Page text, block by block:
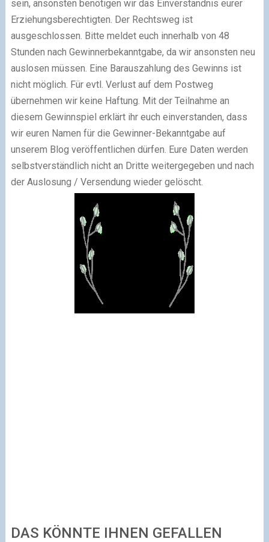
sein, ansonsten benötigen wir das Einverständnis eurer
Erziehungsberechtigten. Der Rechtsweg ist
ausgeschlossen. Bitte meldet euch innerhalb von 48
Stunden nach Gewinnerbekanntgabe, da wir ansonsten neu
auslosen müssen. Eine Barauszahlung des Gewinns ist
nicht möglich. Für evtl. Verlust auf dem Postweg
übernehmen wir keine Haftung. Mit der Teilnahme an
diesem Gewinnspiel erklärt ihr euch einverstanden, dass
wir euren Namen für die Gewinner-Bekanntgabe auf
unserem Blog veröffentlichen dürfen. Eure Daten werden
selbstverständlich nicht an Dritte weitergegeben und nach
der Auslosung / Versendung wieder gelöscht.
DAS KÖNNTE IHNEN GEFALLEN